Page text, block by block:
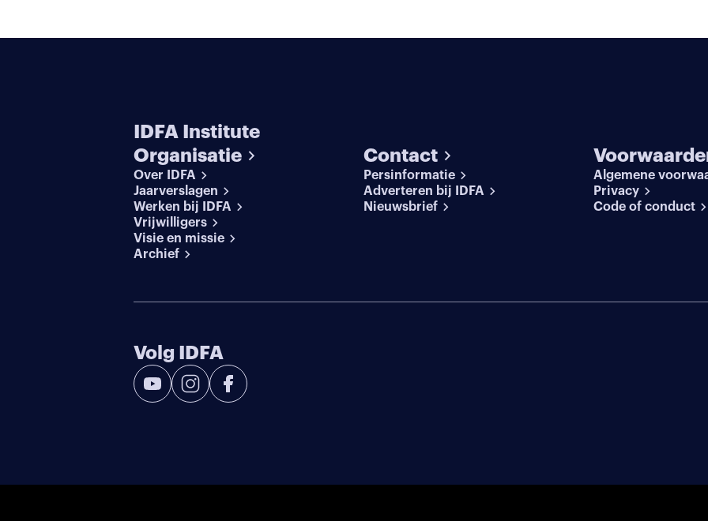
IDFA Institute
Organisatie
Over IDFA
Jaarverslagen
Werken bij IDFA
Vrijwilligers
Visie en missie
Archief
Contact
Persinformatie
Adverteren bij IDFA
Nieuwsbrief
Algemene
Privacy
Code of conduct
Volg IDFA